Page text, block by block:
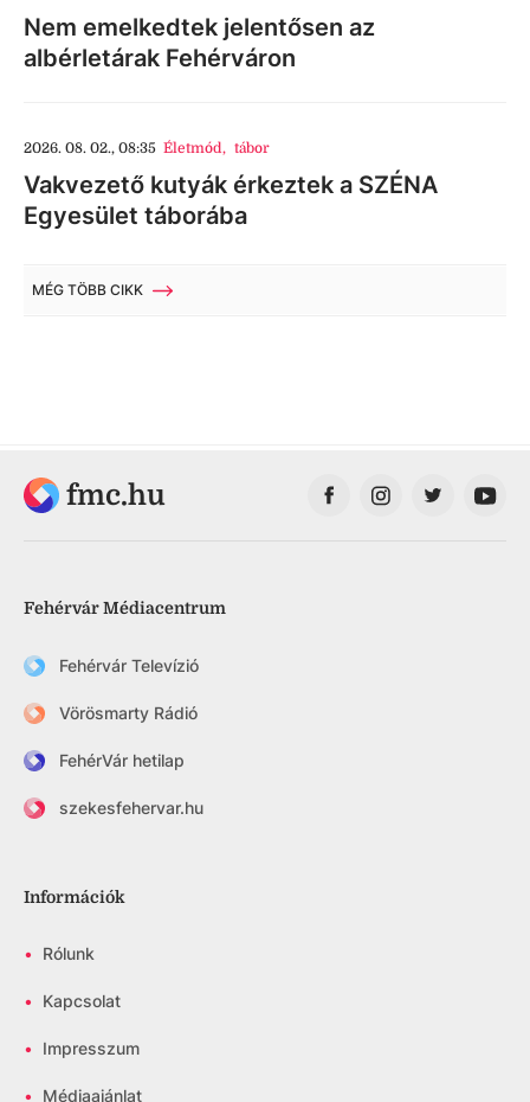
Nem emelkedtek jelentősen az
albérletárak Fehérváron
2026. 08. 02., 08:35 Életmód, tábor
Vakvezető kutyák érkeztek a SZÉNA
Egyesület táborába
MÉG TÖBB CIKK
fmc.hu
Fehérvár Médiacentrum
Fehérvár Televízió
Vörösmarty Rádió
FehérVár hetilap
szekesfehervar.hu
Információk
• Rólunk
• Kapcsolat
• Impresszum
• Médiaajánlat